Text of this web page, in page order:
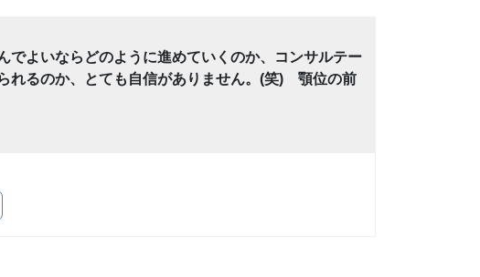
でよいならどのように進めていくのか、コンサルテー
れるのか、とても自信がありません。(笑) 顎位の前